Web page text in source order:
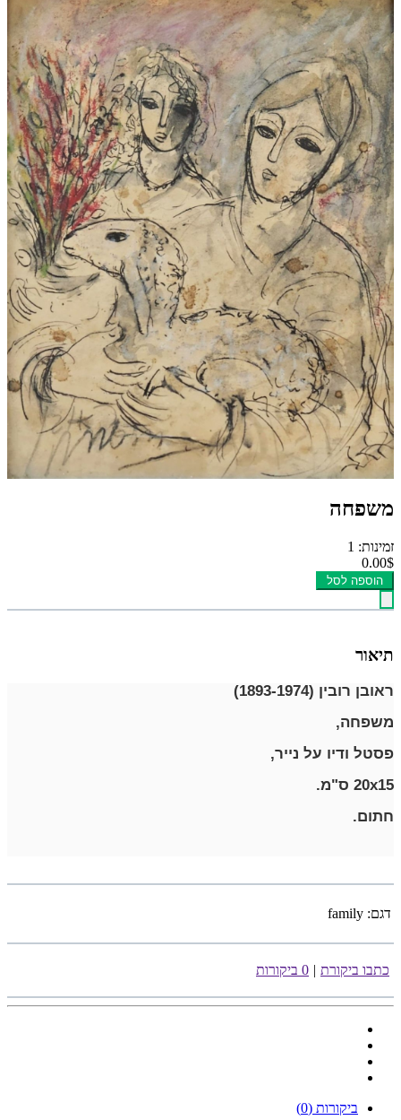
משפחה
זמינות: 1
0.00$
הוספה לסל
תיאור
ראובן רובין (1893-1974)
משפחה,
פסטל ודיו על נייר,
20x15 ס"מ.
חתום.
דגם: family
כתבו ביקורת | 0 ביקורות
ביקורות (0)